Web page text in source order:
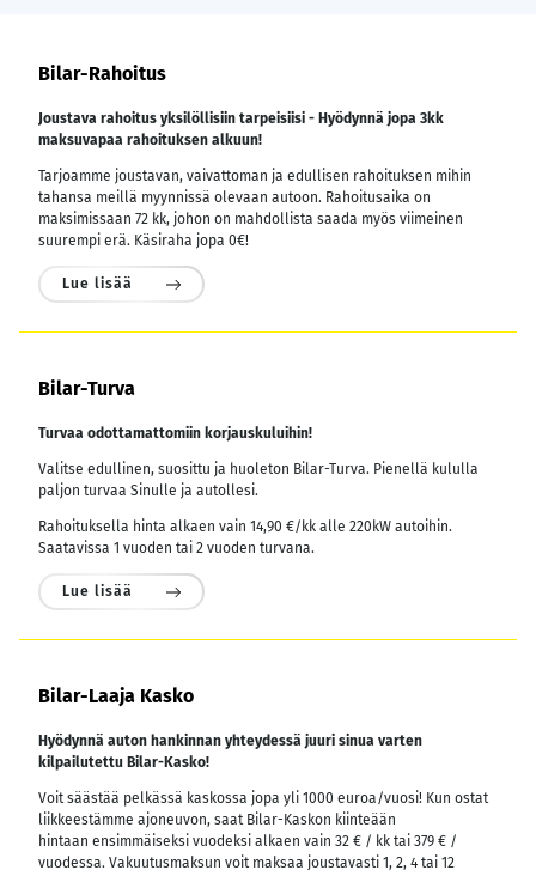
Bilar-Rahoitus
Joustava rahoitus yksilöllisiin tarpeisiisi - Hyödynnä jopa 3kk
maksuvapaa rahoituksen alkuun!
Tarjoamme joustavan, vaivattoman ja edullisen rahoituksen mihin
tahansa meillä myynnissä olevaan autoon. Rahoitusaika on
maksimissaan 72 kk, johon on mahdollista saada myös viimeinen
suurempi erä. Käsiraha jopa 0€!
Lue lisää
Bilar-Turva
Turvaa odottamattomiin korjauskuluihin!
Valitse edullinen, suosittu ja huoleton Bilar-Turva. Pienellä kululla
paljon turvaa Sinulle ja autollesi.
Rahoituksella hinta alkaen vain 14,90 €/kk alle 220kW autoihin.
Saatavissa 1 vuoden tai 2 vuoden turvana.
Lue lisää
Bilar-Laaja Kasko
Hyödynnä auton hankinnan yhteydessä juuri sinua varten
kilpailutettu Bilar-Kasko!
Voit säästää pelkässä kaskossa jopa yli 1000 euroa/vuosi! Kun ostat
liikkeestämme ajoneuvon, saat Bilar-Kaskon kiinteään
hintaan ensimmäiseksi vuodeksi alkaen vain 32 € / kk tai 379 € /
vuodessa. Vakuutusmaksun voit maksaa joustavasti 1, 2, 4 tai 12